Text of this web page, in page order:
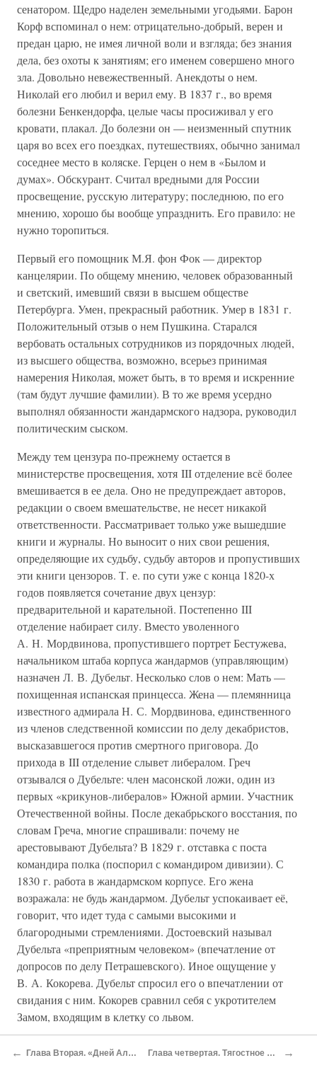
сенатором. Щедро наделен земельными угодьями. Барон
Корф вспоминал о нем: отрицательно-добрый, верен и
предан царю, не имея личной воли и взгляда; без знания
дела, без охоты к занятиям; его именем совершено много
зла. Довольно невежественный. Анекдоты о нем.
Николай его любил и верил ему. В 1837 г., во время
болезни Бенкендорфа, целые часы просиживал у его
кровати, плакал. До болезни он — неизменный спутник
царя во всех его поездках, путешествиях, обычно занимал
соседнее место в коляске. Герцен о нем в «Былом и
думах». Обскурант. Считал вредными для России
просвещение, русскую литературу; последнюю, по его
мнению, хорошо бы вообще упразднить. Его правило: не
нужно торопиться.
Первый его помощник М.Я. фон Фок — директор
канцелярии. По общему мнению, человек образованный
и светский, имевший связи в высшем обществе
Петербурга. Умен, прекрасный работник. Умер в 1831 г.
Положительный отзыв о нем Пушкина. Старался
вербовать остальных сотрудников из порядочных людей,
из высшего общества, возможно, всерьез принимая
намерения Николая, может быть, в то время и искренние
(там будут лучшие фамилии). В то же время усердно
выполнял обязанности жандармского надзора, руководил
политическим сыском.
Между тем цензура по-прежнему остается в
министерстве просвещения, хотя III отделение всё более
вмешивается в ее дела. Оно не предупреждает авторов,
редакции о своем вмешательстве, не несет никакой
ответственности. Рассматривает только уже вышедшие
книги и журналы. Но выносит о них свои решения,
определяющие их судьбу, судьбу авторов и пропустивших
эти книги цензоров. Т. е. по сути уже с конца 1820-х
годов появляется сочетание двух цензур:
предварительной и карательной. Постепенно III
отделение набирает силу. Вместо уволенного
А. Н. Мордвинова, пропустившего портрет Бестужева,
начальником штаба корпуса жандармов (управляющим)
назначен Л. В. Дубельт. Несколько слов о нем: Мать —
похищенная испанская принцесса. Жена — племянница
известного адмирала Н. С. Мордвинова, единственного
из членов следственной комиссии по делу декабристов,
высказавшегося против смертного приговора. До
прихода в III отделение слывет либералом. Греч
отзывался о Дубельте: член масонской ложи, один из
первых «крикунов-либералов» Южной армии. Участник
Отечественной войны. После декабрьского восстания, по
словам Греча, многие спрашивали: почему не
арестовывают Дубельта? В 1829 г. отставка с поста
командира полка (поспорил с командиром дивизии). С
1830 г. работа в жандармском корпусе. Его жена
возражала: не будь жандармом. Дубельт успокаивает её,
говорит, что идет туда с самыми высокими и
благородными стремлениями. Достоевский называл
Дубельта «преприятным человеком» (впечатление от
допросов по делу Петрашевского). Иное ощущение у
В. А. Кокорева. Дубельт спросил его о впечатлении от
свидания с ним. Кокорев сравнил себя с укротителем
Замом, входящим в клетку со львом.
← Глава Вторая. «Дней Александровых прекрасное начало»… «Кочующий деспот» Глава четвертая. Тягостное благоволение (поэт Пушкин и император Николай). Часть первая →